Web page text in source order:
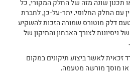
תכנון שונה מזה של החלק המקורי, כל
עם החלק החלופי. יתר-על-כן, לחברת
דלק מוטורס שמורה הזכות להשקיע
ניסיונות לצורך האבחון והתיקון של
זכאית לאשר ביצוע תיקונים במקום
מוסך מורשה מטעמה.